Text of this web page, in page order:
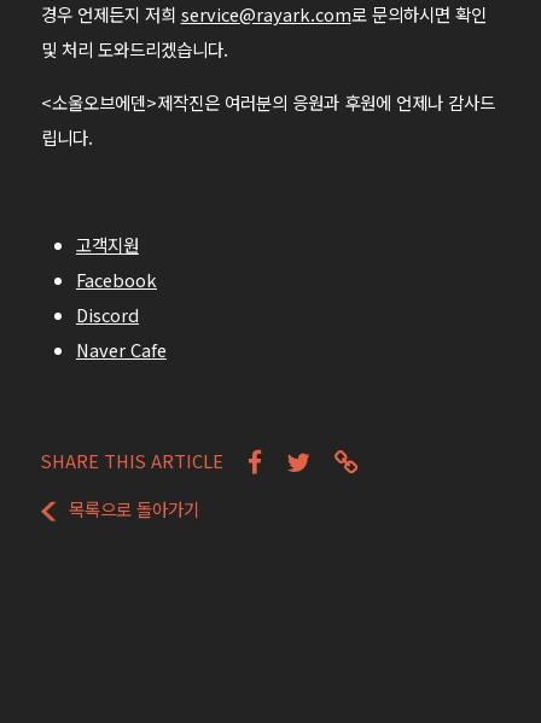
경우 언제든지 저희 service@rayark.com로 문의하시면 확인
및 처리 도와드리겠습니다.
<소울오브에덴>제작진은 여러분의 응원과 후원에 언제나 감사드
립니다.
고객지원
Facebook
Discord
Naver Cafe
SHARE THIS ARTICLE
목록으로 돌아가기